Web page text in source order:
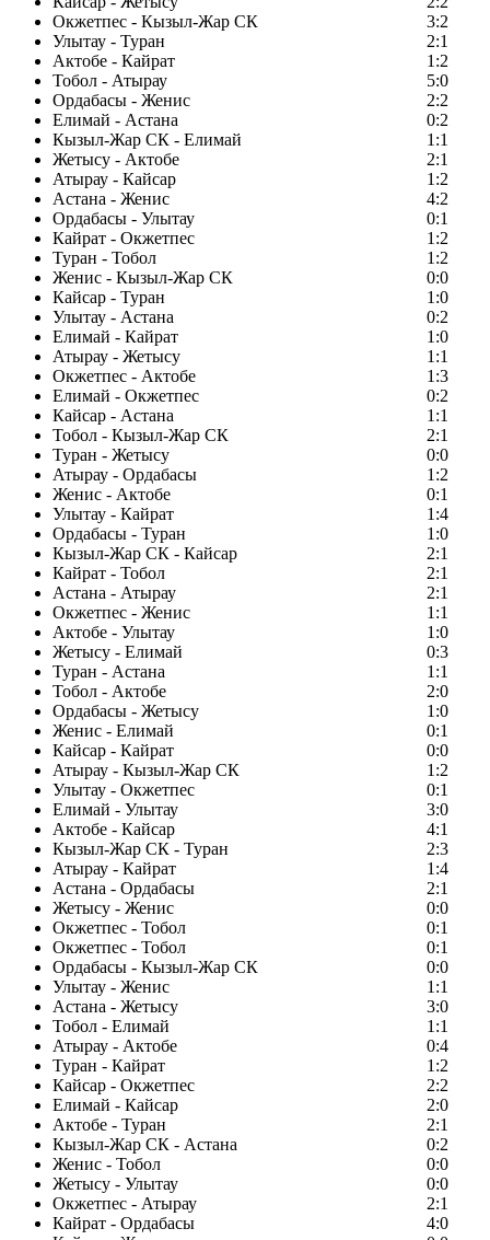
Окжетпес - Кызыл-Жар СК
3:2
Улытау - Туран
2:1
Актобе - Кайрат
1:2
Тобол - Атырау
5:0
Ордабасы - Женис
2:2
Елимай - Астана
0:2
Кызыл-Жар СК - Елимай
1:1
Жетысу - Актобе
2:1
Атырау - Кайсар
1:2
Астана - Женис
4:2
Ордабасы - Улытау
0:1
Кайрат - Окжетпес
1:2
Туран - Тобол
1:2
Женис - Кызыл-Жар СК
0:0
Кайсар - Туран
1:0
Улытау - Астана
0:2
Елимай - Кайрат
1:0
Атырау - Жетысу
1:1
Окжетпес - Актобе
1:3
Елимай - Окжетпес
0:2
Кайсар - Астана
1:1
Тобол - Кызыл-Жар СК
2:1
Туран - Жетысу
0:0
Атырау - Ордабасы
1:2
Женис - Актобе
0:1
Улытау - Кайрат
1:4
Ордабасы - Туран
1:0
Кызыл-Жар СК - Кайсар
2:1
Кайрат - Тобол
2:1
Астана - Атырау
2:1
Окжетпес - Женис
1:1
Актобе - Улытау
1:0
Жетысу - Елимай
0:3
Туран - Астана
1:1
Тобол - Актобе
2:0
Ордабасы - Жетысу
1:0
Женис - Елимай
0:1
Кайсар - Кайрат
0:0
Атырау - Кызыл-Жар СК
1:2
Улытау - Окжетпес
0:1
Елимай - Улытау
3:0
Актобе - Кайсар
4:1
Кызыл-Жар СК - Туран
2:3
Атырау - Кайрат
1:4
Астана - Ордабасы
2:1
Жетысу - Женис
0:0
Окжетпес - Тобол
0:1
Окжетпес - Тобол
0:1
Ордабасы - Кызыл-Жар СК
0:0
Улытау - Женис
1:1
Астана - Жетысу
3:0
Тобол - Елимай
1:1
Атырау - Актобе
0:4
Туран - Кайрат
1:2
Кайсар - Окжетпес
2:2
Елимай - Кайсар
2:0
Актобе - Туран
2:1
Кызыл-Жар СК - Астана
0:2
Женис - Тобол
0:0
Жетысу - Улытау
0:0
Окжетпес - Атырау
2:1
Кайрат - Ордабасы
4:0